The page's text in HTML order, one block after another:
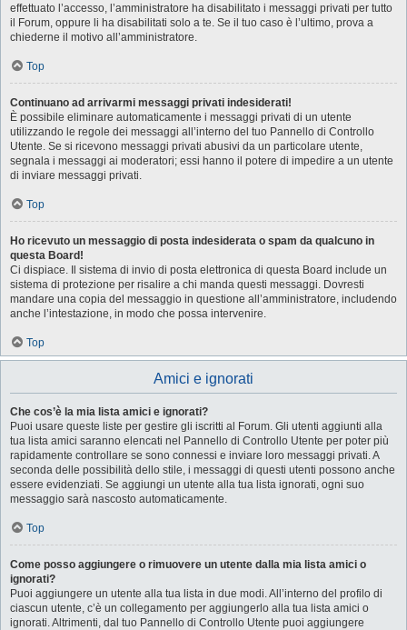
effettuato l’accesso, l’amministratore ha disabilitato i messaggi privati per tutto
il Forum, oppure li ha disabilitati solo a te. Se il tuo caso è l’ultimo, prova a
chiederne il motivo all’amministratore.
Top
Continuano ad arrivarmi messaggi privati indesiderati!
È possibile eliminare automaticamente i messaggi privati ​​di un utente
utilizzando le regole dei messaggi all’interno del tuo Pannello di Controllo
Utente. Se si ricevono messaggi privati ​​abusivi da un particolare utente,
segnala i messaggi ai moderatori; essi hanno il potere di impedire a un utente
di inviare messaggi privati​​.
Top
Ho ricevuto un messaggio di posta indesiderata o spam da qualcuno in
questa Board!
Ci dispiace. Il sistema di invio di posta elettronica di questa Board include un
sistema di protezione per risalire a chi manda questi messaggi. Dovresti
mandare una copia del messaggio in questione all’amministratore, includendo
anche l’intestazione, in modo che possa intervenire.
Top
Amici e ignorati
Che cos’è la mia lista amici e ignorati?
Puoi usare queste liste per gestire gli iscritti al Forum. Gli utenti aggiunti alla
tua lista amici saranno elencati nel Pannello di Controllo Utente per poter più
rapidamente controllare se sono connessi e inviare loro messaggi privati. A
seconda delle possibilità dello stile, i messaggi di questi utenti possono anche
essere evidenziati. Se aggiungi un utente alla tua lista ignorati, ogni suo
messaggio sarà nascosto automaticamente.
Top
Come posso aggiungere o rimuovere un utente dalla mia lista amici o
ignorati?
Puoi aggiungere un utente alla tua lista in due modi. All’interno del profilo di
ciascun utente, c’è un collegamento per aggiungerlo alla tua lista amici o
ignorati. Altrimenti, dal tuo Pannello di Controllo Utente puoi aggiungere